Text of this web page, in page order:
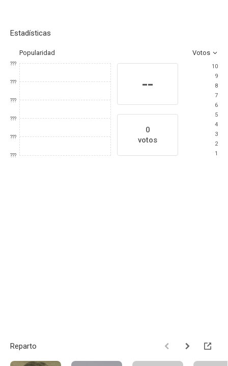
Estadísticas
Popularidad Votos
???
???
???
???
???
???
--
0
votos
10
9
8
7
6
5
4
3
2
1
Reparto